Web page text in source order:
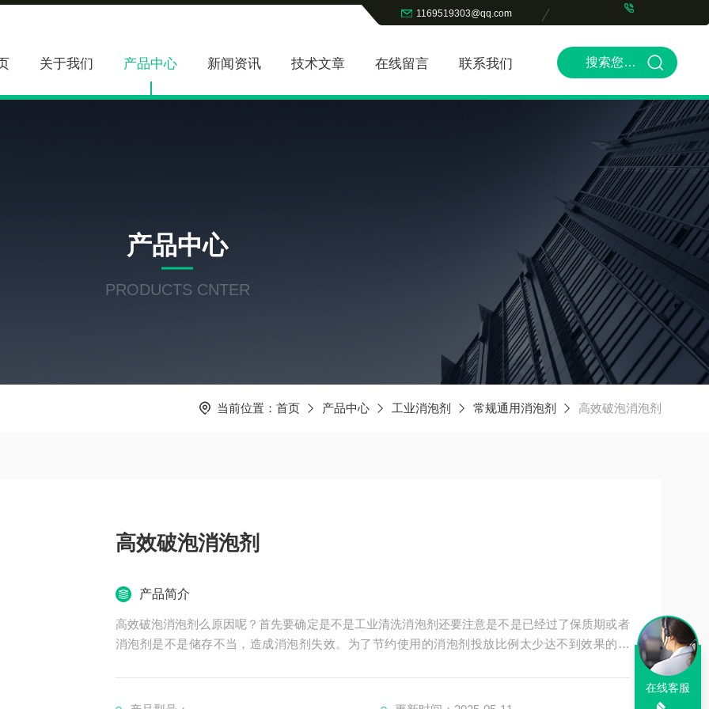
1169519303@qq.com
关于我们 产品中心 新闻资讯 技术文章 在线留言 联系我们
产品中心
PRODUCTS CNTER
当前位置： 首页 产品中心 工业消泡剂 常规通用消泡剂 高效破泡消泡剂
高效破泡消泡剂
产品简介
高效破泡消泡剂么原因呢？首先要确定是不是工业清洗消泡剂还要注意是不是已经过了保质期或者
消泡剂是不是储存不当，造成消泡剂失效。为了节约使用的消泡剂投放比例太少达不到效果的效
室内阴凉、通风、干燥处这些环境中存放是优良的。而且
在线客服